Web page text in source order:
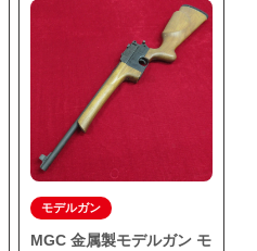
モデルガン
MGC 金属製モデルガン モ